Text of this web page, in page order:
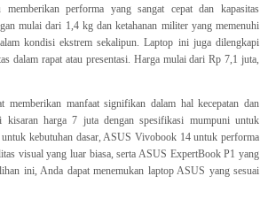
performa yang sangat cepat dan kapasitas
mulai dari 1,4 kg dan ketahanan militer yang memenuhi
kondisi ekstrem sekalipun. Laptop ini juga dilengkapi
dalam rapat atau presentasi. Harga mulai dari Rp 7,1 juta,
manfaat signifikan dalam hal kecepatan dan
harga 7 juta dengan spesifikasi mumpuni untuk
kebutuhan dasar, ASUS Vivobook 14 untuk performa
visual yang luar biasa, serta ASUS ExpertBook P1 yang
ini, Anda dapat menemukan laptop ASUS yang sesuai